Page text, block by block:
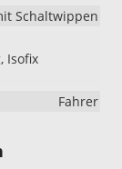
Schaltwippen
Isofix
Fahrer